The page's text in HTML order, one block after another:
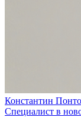
Константин
Специалист в